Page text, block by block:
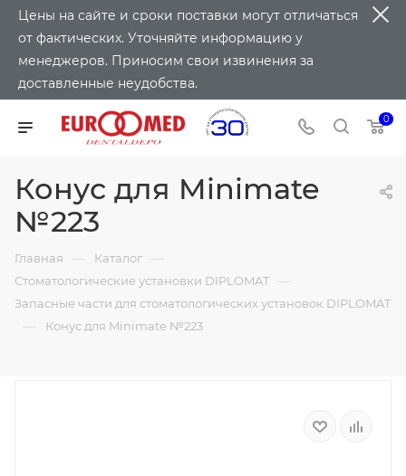
Цены на сайте и сроки поставки могут отличаться
от фактических. Уточняйте информацию у
менеджеров. Приносим свои извинения за
доставленные неудобства.
0
Конус для Minimate
№223
Главная — Каталог —
Стоматологические установки DIPLOMAT —
Запасные части для стоматологических установок DIPLOMAT
— Конус для Minimate №223